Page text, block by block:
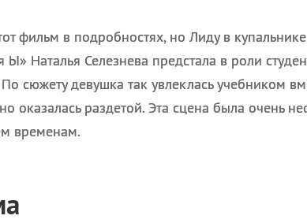
фильм в подробностях, но Лиду в
Наталья Селезнева предстала в роли
сюжету девушка так увлеклась учебником
оказалась раздетой. Эта сцена была очень
временам.